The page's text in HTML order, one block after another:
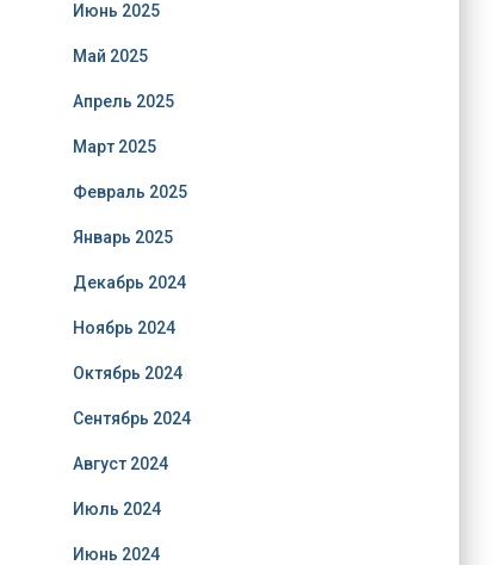
Июнь 2025
Май 2025
Апрель 2025
Март 2025
Февраль 2025
Январь 2025
Декабрь 2024
Ноябрь 2024
Октябрь 2024
Сентябрь 2024
Август 2024
Июль 2024
Июнь 2024